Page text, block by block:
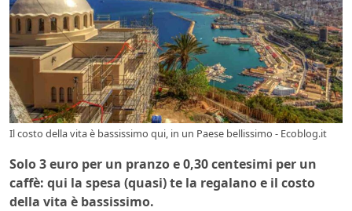
Il costo della vita è bassissimo qui, in un Paese bellissimo - Ecoblog.it
Solo 3 euro per un pranzo e 0,30 centesimi per un
caffè: qui la spesa (quasi) te la regalano e il costo
della vita è bassissimo.